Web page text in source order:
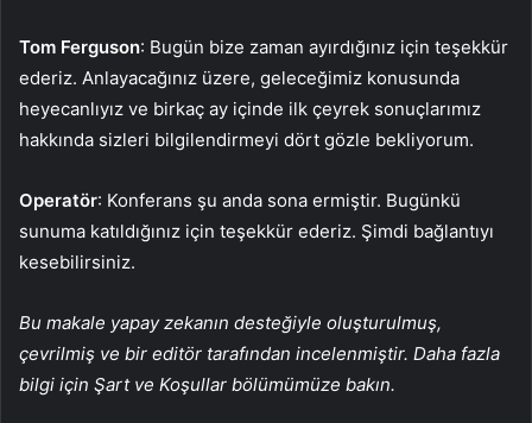
Tom Ferguson: Bugün bize zaman ayırdığınız için teşekkür
ederiz. Anlayacağınız üzere, geleceğimiz konusunda
heyecanlıyız ve birkaç ay içinde ilk çeyrek sonuçlarımız
hakkında sizleri bilgilendirmeyi dört gözle bekliyorum.
Operatör: Konferans şu anda sona ermiştir. Bugünkü
sunuma katıldığınız için teşekkür ederiz. Şimdi bağlantıyı
kesebilirsiniz.
Bu makale yapay zekanın desteğiyle oluşturulmuş,
çevrilmiş ve bir editör tarafından incelenmiştir. Daha fazla
bilgi için Şart ve Koşullar bölümümüze bakın.